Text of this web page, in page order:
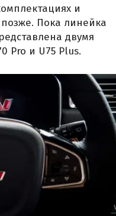
и
Пока линейка
двумя
Pro и U75 Plus.